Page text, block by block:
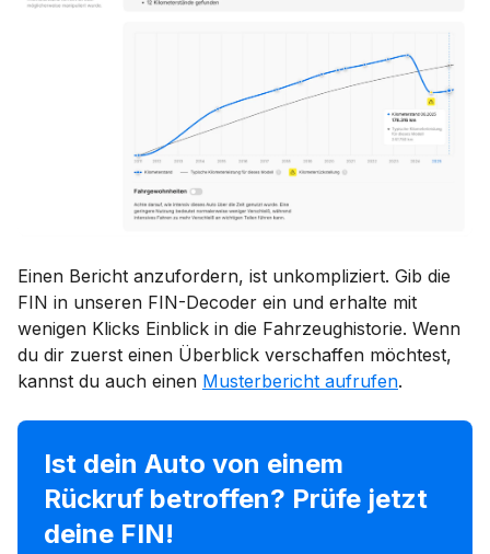
Einen Bericht anzufordern, ist unkompliziert. Gib die
FIN in unseren FIN-Decoder ein und erhalte mit
wenigen Klicks Einblick in die Fahrzeughistorie. Wenn
du dir zuerst einen Überblick verschaffen möchtest,
kannst du auch einen Musterbericht aufrufen.
Ist dein Auto von einem
Rückruf betroffen? Prüfe jetzt
deine FIN!